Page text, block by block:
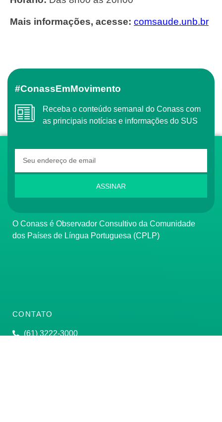
Mais informações, acesse: comsaude.unb.br
#ConassEmMovimento
Receba o conteúdo semanal do Conass com
as principais notícias e informações do SUS
ASSINAR
O Conass é Observador Consultivo da Comunidade
dos Países de Língua Portuguesa (CPLP)
CONTATO
(61) 3222-3000